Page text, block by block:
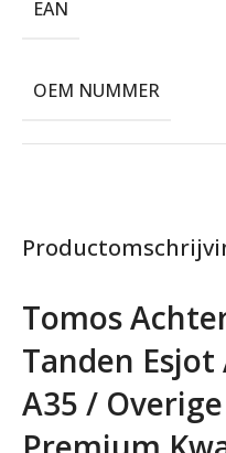
Tomos
Tanden
A35 /
EAN
OEM NUMMER